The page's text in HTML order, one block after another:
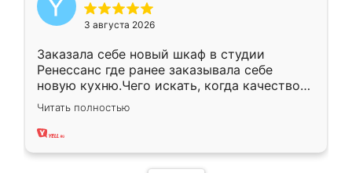
3 августа 2026
Заказала себе новый шкаф в студии
Ренессанс где ранее заказывала себе
новую кухню.Чего искать, когда качеством
вполне довольна. Служит кухня уже почти
два года, нареканий нет.
Читать полностью